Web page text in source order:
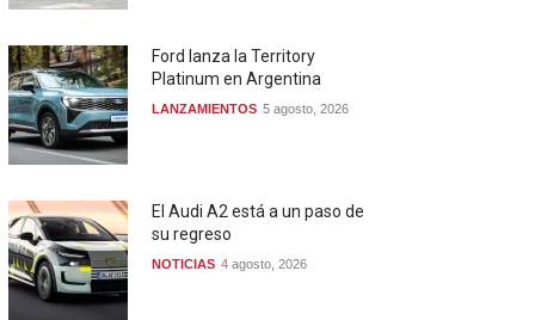
Ford lanza la Territory
Platinum en Argentina
LANZAMIENTOS 5 agosto, 2026
El Audi A2 está a un paso de
su regreso
NOTICIAS 4 agosto, 2026